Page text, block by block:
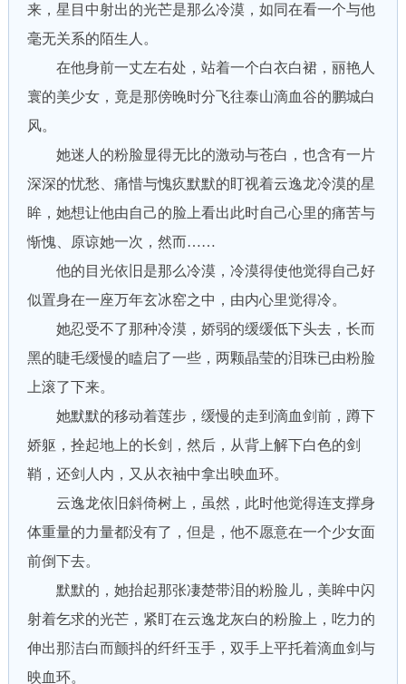
来，星目中射出的光芒是那么冷漠，如同在看一个与他
毫无关系的陌生人。
在他身前一丈左右处，站着一个白衣白裙，丽艳人
寰的美少女，竟是那傍晚时分飞往泰山滴血谷的鹏城白
风。
她迷人的粉脸显得无比的激动与苍白，也含有一片
深深的忧愁、痛惜与愧疚默默的盯视着云逸龙冷漠的星
眸，她想让他由自己的脸上看出此时自己心里的痛苦与
惭愧、原谅她一次，然而……
他的目光依旧是那么冷漠，冷漠得使他觉得自己好
似置身在一座万年玄冰窑之中，由内心里觉得冷。
她忍受不了那种冷漠，娇弱的缓缓低下头去，长而
黑的睫毛缓慢的瞌启了一些，两颗晶莹的泪珠已由粉脸
上滚了下来。
她默默的移动着莲步，缓慢的走到滴血剑前，蹲下
娇躯，拴起地上的长剑，然后，从背上解下白色的剑
鞘，还剑人内，又从衣袖中拿出映血环。
云逸龙依旧斜倚树上，虽然，此时他觉得连支撑身
体重量的力量都没有了，但是，他不愿意在一个少女面
前倒下去。
默默的，她抬起那张凄楚带泪的粉脸儿，美眸中闪
射着乞求的光芒，紧盯在云逸龙灰白的粉脸上，吃力的
伸出那洁白而颤抖的纤纤玉手，双手上平托着滴血剑与
映血环。